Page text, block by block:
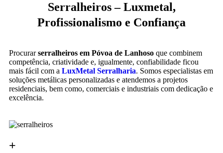
Serralheiros – Luxmetal,
Profissionalismo e Confiança
Procurarserralheiros em Póvoa de Lanhoso que combinem
competência, criatividade e, igualmente, confiabilidade ficou
mais fácil com a LuxMetal Serralharia. Somos especialistas em
soluções metálicas personalizadas e atendemos a projetos
residenciais, bem como, comerciais e industriais com dedicação e
excelência.
+